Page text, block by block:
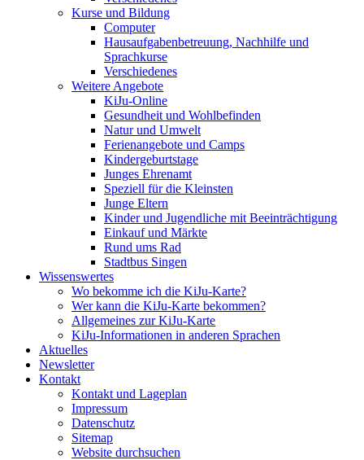
Kurse und Bildung
Computer
Hausaufgabenbetreuung, Nachhilfe und
Sprachkurse
Verschiedenes
Weitere Angebote
KiJu-Online
Gesundheit und Wohlbefinden
Natur und Umwelt
Ferienangebote und Camps
Kindergeburtstage
Junges Ehrenamt
Speziell für die Kleinsten
Junge Eltern
Kinder und Jugendliche mit Beeinträchtigung
Einkauf und Märkte
Rund ums Rad
Stadtbus Singen
Wissenswertes
Wo bekomme ich die KiJu-Karte?
Wer kann die KiJu-Karte bekommen?
Allgemeines zur KiJu-Karte
KiJu-Informationen in anderen Sprachen
Aktuelles
Newsletter
Kontakt
Kontakt und Lageplan
Impressum
Datenschutz
Sitemap
Website durchsuchen